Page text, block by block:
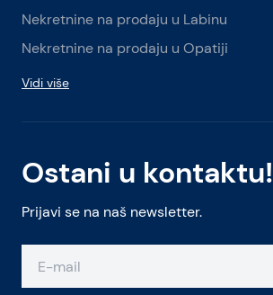
Ostani u kontaktu!
Prijavi se na naš newsletter.
Nekretnine na prodaju u Labinu
Nekretnine na prodaju u Opatiji
Vidi više